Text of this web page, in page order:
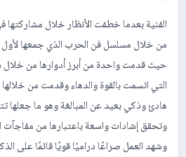
من خلال مسلسل فن الحرب الذي جمعها
حيث قدمت واحدة من أبرز أدوارها من
التي اتسمت بالقوة والدهاء وقدمت من
هادئ وذكي بعيد عن المبالغة وهو ما جعلها
وتحقق إشادات واسعة باعتبارها من مفاجآت
وشهد العمل صراعًا دراميًا قويًا قائمًا على